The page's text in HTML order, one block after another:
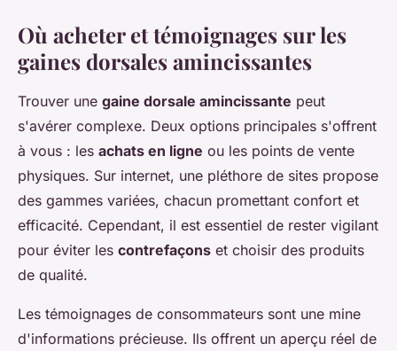
Où acheter et témoignages sur les
gaines dorsales amincissantes
Trouver une gaine dorsale amincissante peut
s'avérer complexe. Deux options principales s'offrent
à vous : les achats en ligne ou les points de vente
physiques. Sur internet, une pléthore de sites propose
des gammes variées, chacun promettant confort et
efficacité. Cependant, il est essentiel de rester vigilant
pour éviter les contrefaçons et choisir des produits
de qualité.
Les témoignages de consommateurs sont une mine
d'informations précieuse. Ils offrent un aperçu réel de